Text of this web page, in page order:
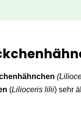
(Lilioceris lilii) sehr